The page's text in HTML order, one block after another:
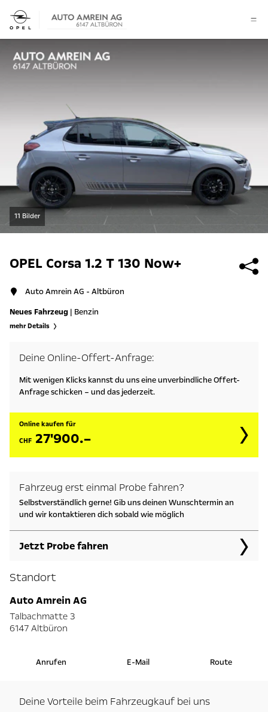
11 Bilder
OPEL Corsa 1.2 T 130 Now+
Auto Amrein AG - Altbüron
Neues Fahrzeug | Benzin
mehr Details
Deine Online-Offert-Anfrage:
Mit wenigen Klicks kannst du uns eine unverbindliche Offert-
Anfrage schicken – und das jederzeit.
Online kaufen für
CHF 27'900.–
Fahrzeug erst einmal Probe fahren?
Selbstverständlich gerne! Gib uns deinen Wunschtermin an
und wir kontaktieren dich sobald wie möglich
Jetzt Probe fahren
Standort
Auto Amrein AG
Talbachmatte 3
6147 Altbüron
Anrufen E-Mail Route
Deine Vorteile beim Fahrzeugkauf bei uns